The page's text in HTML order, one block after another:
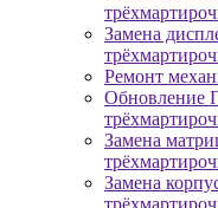
Замена
Ремонт
Обновление
Замена
Замена